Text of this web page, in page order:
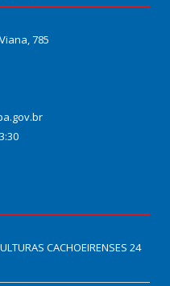
785
CACHOEIRENSES 24